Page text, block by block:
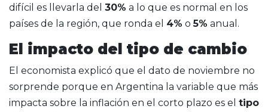
difícil es llevarla del 30% a lo que es normal en los
países de la región, que ronda el 4% o5% anual.
El impacto del tipo de cambio
El economista explicó que el dato de noviembre no
sorprende porque en Argentina la variable que más
impacta sobre la inflación en el corto plazo es el tipo